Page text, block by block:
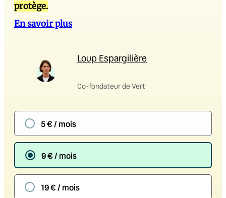
protège.
En savoir plus
Loup Espargilière
Co-fondateur de Vert
5 € / mois
9 € / mois
19 € / mois